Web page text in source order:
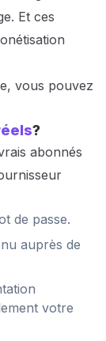
Et ces
vous pouvez
?
abonnés
de passe.
auprès de
votre